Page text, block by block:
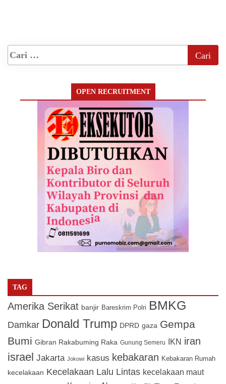
OPEN RECRUITMENT
TAG
Amerika Serikat banjir Bareskrim Polri BMKG
Damkar Donald Trump DPRD gaza Gempa
Bumi Gibran Rakabuming Raka Gunung Semeru IKN iran
israel Jakarta Jokowi kasus kebakaran Kebakaran Rumah
kecelakaan Kecelakaan Lalu Lintas kecelakaan maut